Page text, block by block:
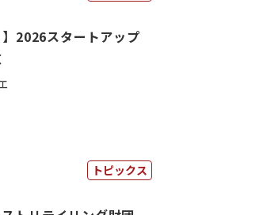
】2026スタートアップ
トピックス